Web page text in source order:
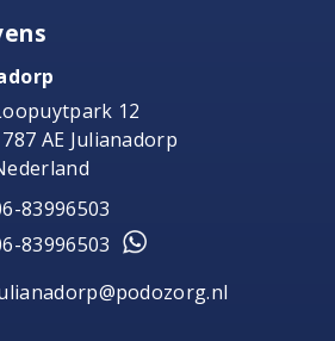
12
AE Julianadorp
83996503
83996503